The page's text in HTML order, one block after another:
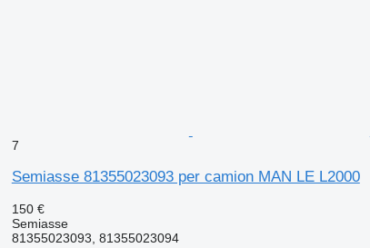
7
Semiasse 81355023093 per camion MAN LE L2000
150 €
Semiasse
81355023093, 81355023094